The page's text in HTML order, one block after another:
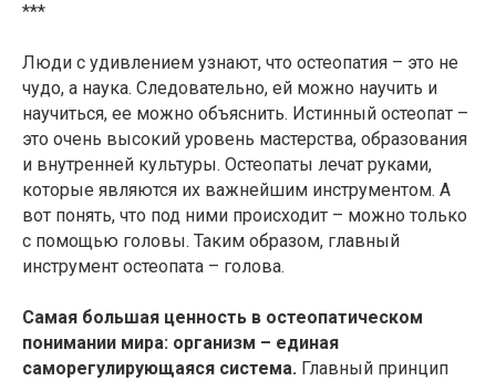
***
Люди с удивлением узнают, что остеопатия – это не
чудо, а наука. Следовательно, ей можно научить и
научиться, ее можно объяснить. Истинный остеопат –
это очень высокий уровень мастерства, образования
и внутренней культуры. Остеопаты лечат руками,
которые являются их важнейшим инструментом. А
вот понять, что под ними происходит – можно только
с помощью головы. Таким образом, главный
инструмент остеопата – голова.
Самая большая ценность в остеопатическом
понимании мира: организм – единая
саморегулирующаяся система. Главный принцип